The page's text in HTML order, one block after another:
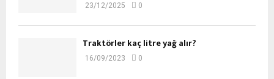
23/12/2025 0
Traktörler kaç litre yağ alır?
16/09/2023 0